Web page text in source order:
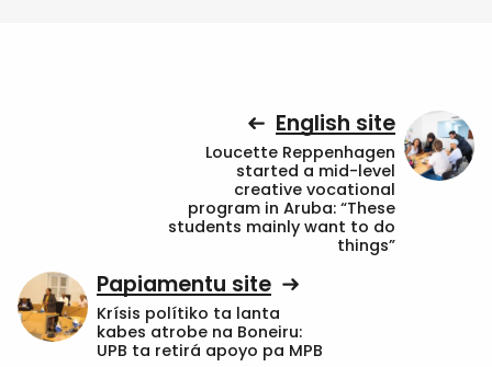
English site
Loucette Reppenhagen
started a mid-level
creative vocational
program in Aruba: “These
students mainly want to do
things”
Papiamentu site
Krísis polítiko ta lanta
kabes atrobe na Boneiru:
UPB ta retirá apoyo pa MPB